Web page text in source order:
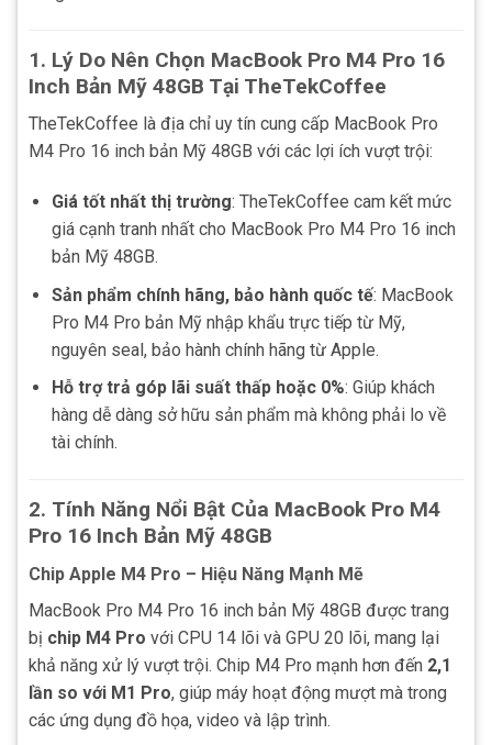
1. Lý Do Nên Chọn MacBook Pro M4 Pro 16
Inch Bản Mỹ 48GB Tại TheTekCoffee
TheTekCoffee là địa chỉ uy tín cung cấp MacBook Pro
M4 Pro 16 inch bản Mỹ 48GB với các lợi ích vượt trội:
Giá tốt nhất thị trường: TheTekCoffee cam kết mức
giá cạnh tranh nhất cho MacBook Pro M4 Pro 16 inch
bản Mỹ 48GB.
Sản phẩm chính hãng, bảo hành quốc tế: MacBook
Pro M4 Pro bản Mỹ nhập khẩu trực tiếp từ Mỹ,
nguyên seal, bảo hành chính hãng từ Apple.
Hỗ trợ trả góp lãi suất thấp hoặc 0%: Giúp khách
hàng dễ dàng sở hữu sản phẩm mà không phải lo về
tài chính.
2. Tính Năng Nổi Bật Của MacBook Pro M4
Pro 16 Inch Bản Mỹ 48GB
Chip Apple M4 Pro – Hiệu Năng Mạnh Mẽ
MacBook Pro M4 Pro 16 inch bản Mỹ 48GB được trang
bị chip M4 Pro với CPU 14 lõi và GPU 20 lõi, mang lại
khả năng xử lý vượt trội. Chip M4 Pro mạnh hơn đến 2,1
lần so với M1 Pro, giúp máy hoạt động mượt mà trong
các ứng dụng đồ họa, video và lập trình.